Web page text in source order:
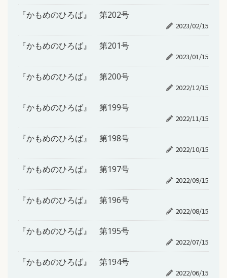
『かもめのひろば』 第202号
2023/02/15
『かもめのひろば』 第201号
2023/01/15
『かもめのひろば』 第200号
2022/12/15
『かもめのひろば』 第199号
2022/11/15
『かもめのひろば』 第198号
2022/10/15
『かもめのひろば』 第197号
2022/09/15
『かもめのひろば』 第196号
2022/08/15
『かもめのひろば』 第195号
2022/07/15
『かもめのひろば』 第194号
2022/06/15